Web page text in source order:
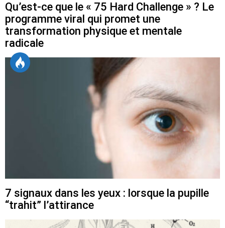
Qu’est-ce que le « 75 Hard Challenge » ? Le
programme viral qui promet une
transformation physique et mentale
radicale
7 signaux dans les yeux : lorsque la pupille
“trahit” l’attirance